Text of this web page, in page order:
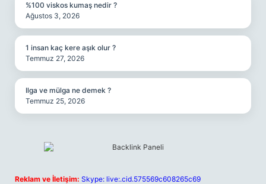
%100 viskos kumaş nedir ?
Ağustos 3, 2026
1 insan kaç kere aşık olur ?
Temmuz 27, 2026
Ilga ve mülga ne demek ?
Temmuz 25, 2026
Reklam ve İletişim: Skype: live:.cid.575569c608265c69